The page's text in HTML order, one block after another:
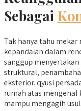
Sebagai
Tak hanya tahu mekar
kepandaian dalam
sanggup
struktural,
eksterior. qyusi
rumah atas mengenal
mampu mengagih